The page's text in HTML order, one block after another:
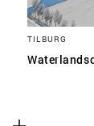
TILBURG